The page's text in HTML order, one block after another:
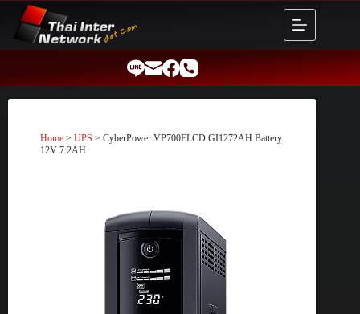
content
Home > UPS > CyberPower VP700ELCD GI1272AH Battery
12V 7.2AH